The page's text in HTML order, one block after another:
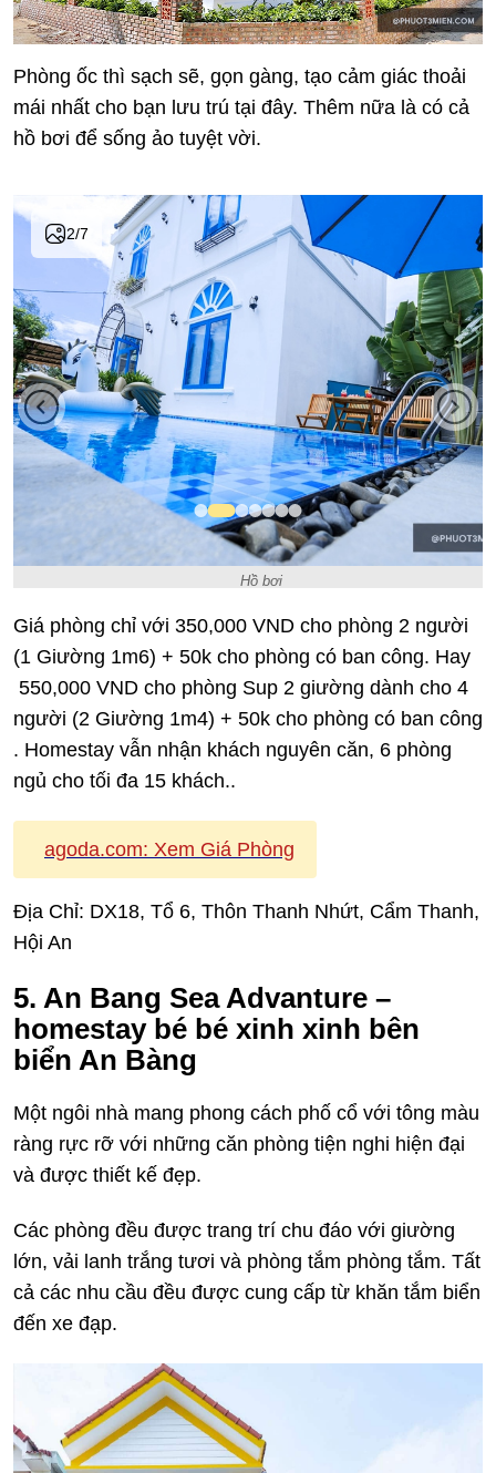
Phòng ốc thì sạch sẽ, gọn gàng, tạo cảm giác thoải
mái nhất cho bạn lưu trú tại đây. Thêm nữa là có cả
hồ bơi để sống ảo tuyệt vời.
Hồ bơi
2/7
Giá phòng chỉ với 350,000 VND cho phòng 2 người
(1 Giường 1m6) + 50k cho phòng có ban công. Hay
550,000 VND cho phòng Sup 2 giường dành cho 4
người (2 Giường 1m4) + 50k cho phòng có ban công
. Homestay vẫn nhận khách nguyên căn, 6 phòng
ngủ cho tối đa 15 khách..
agoda.com: Xem Giá Phòng
Địa Chỉ: DX18, Tổ 6, Thôn Thanh Nhứt, Cẩm Thanh,
Hội An
5. An Bang Sea Advanture –
homestay bé bé xinh xinh bên
biển An Bàng
Một ngôi nhà mang phong cách phố cổ với tông màu
ràng rực rỡ với những căn phòng tiện nghi hiện đại
và được thiết kế đẹp.
Các phòng đều được trang trí chu đáo với giường
lớn, vải lanh trắng tươi và phòng tắm phòng tắm. Tất
cả các nhu cầu đều được cung cấp từ khăn tắm biển
đến xe đạp.